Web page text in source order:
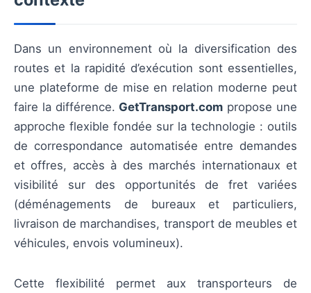
Dans un environnement où la diversification des
routes et la rapidité d’exécution sont essentielles,
une plateforme de mise en relation moderne peut
faire la différence. GetTransport.com propose une
approche flexible fondée sur la technologie : outils
de correspondance automatisée entre demandes
et offres, accès à des marchés internationaux et
visibilité sur des opportunités de fret variées
(déménagements de bureaux et particuliers,
livraison de marchandises, transport de meubles et
véhicules, envois volumineux).
Cette flexibilité permet aux transporteurs de